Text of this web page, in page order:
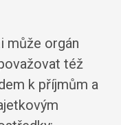
může orgán
též
k příjmům a